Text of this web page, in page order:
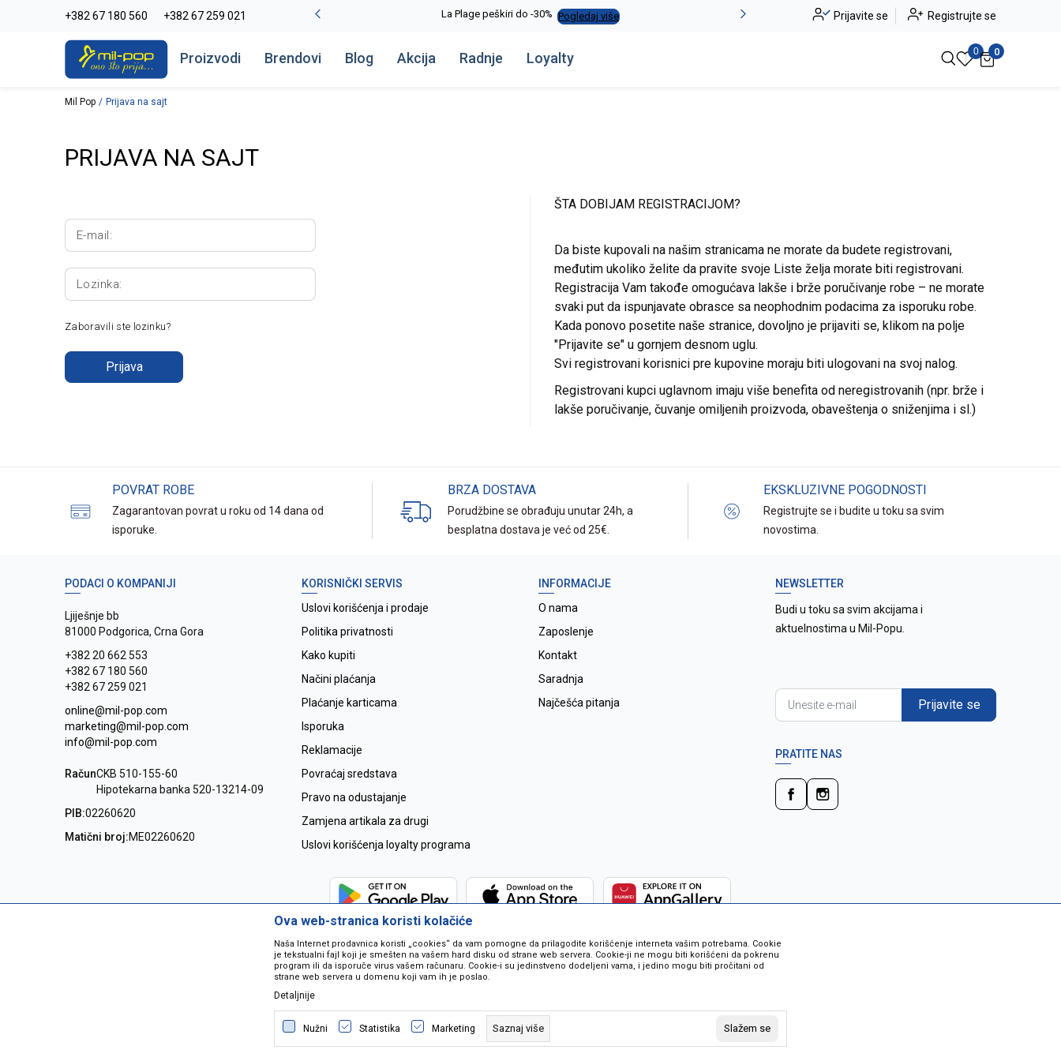
+382 67 180 560 +382 67 259 021
-20% na kompletan asortiman Pogledaj više La Plage peškiri do -30% Pogledaj više Alma Ras do -50% Pogledaj više
Prijavite se Registrujte se
Proizvodi Brendovi Blog Akcija Radnje Loyalty 0 0
Mil Pop Prijava na sajt
PRIJAVA NA SAJT
E-mail:
Lozinka:
Zaboravili ste lozinku?
Prijava
ŠTA DOBIJAM REGISTRACIJOM?
Da biste kupovali na našim stranicama ne morate da budete registrovani,
međutim ukoliko želite da pravite svoje Liste želja morate biti registrovani.
Registracija Vam takođe omogućava lakše i brže poručivanje robe – ne morate
svaki put da ispunjavate obrasce sa neophodnim podacima za isporuku robe.
Kada ponovo posetite naše stranice, dovoljno je prijaviti se, klikom na polje
"Prijavite se" u gornjem desnom uglu.
Svi registrovani korisnici pre kupovine moraju biti ulogovani na svoj nalog.
Registrovani kupci uglavnom imaju više benefita od neregistrovanih (npr. brže i
lakše poručivanje, čuvanje omiljenih proizvoda, obaveštenja o sniženjima i sl.)
POVRAT ROBE
Zagarantovan povrat u roku od 14 dana od
isporuke.
BRZA DOSTAVA
Porudžbine se obrađuju unutar 24h, a
besplatna dostava je već od 25€.
EKSKLUZIVNE POGODNOSTI
Registrujte se i budite u toku sa svim
novostima.
PODACI O KOMPANIJI
Ljiješnje bb
81000 Podgorica, Crna Gora
+382 20 662 553
+382 67 180 560
+382 67 259 021
online@mil-pop.com
marketing@mil-pop.com
info@mil-pop.com
RačunCKB 510-155-60
Hipotekarna banka 520-13214-09
PIB:02260620
Matični broj:ME02260620
KORISNIČKI SERVIS
Uslovi korišćenja i prodaje
Politika privatnosti
Kako kupiti
Načini plaćanja
Plaćanje karticama
Isporuka
Reklamacije
Povraćaj sredstava
Pravo na odustajanje
Zamjena artikala za drugi
Uslovi korišćenja loyalty programa
INFORMACIJE
O nama
Zaposlenje
Kontakt
Saradnja
Najčešća pitanja
NEWSLETTER
Budi u toku sa svim akcijama i
aktuelnostima u Mil-Popu.
Prijavite se
PRATITE NAS
Nastojimo da budemo što precizniji u opisu proizvoda, prikazu slika i samih cijena ali ne možemo garantovati da su sve informacije kompletne i bez
grešaka. Svi artikli na sajtu su dio naše ponude i ne podrazumjeva se da su dostupni u svakom trenutku. Raspoloživost robe možete provjeriti besplatnim
pozivom na broj 067259021.
©2026www.mil-pop.com, IzradaNB SOFT. Sva prava zadržana.
Ova web-stranica koristi kolačiće
Naša Internet prodavnica koristi „cookies“ da vam pomogne da prilagodite korišćenje interneta vašim potrebama. Cookie
je tekstualni fajl koji je smešten na vašem hard disku od strane web servera. Cookie-ji ne mogu biti korišćeni da pokrenu
program ili da isporuče virus vašem računaru. Cookie-i su jedinstveno dodeljeni vama, i jedino mogu biti pročitani od
strane web servera u domenu koji vam ih je poslao.
Detaljnije
Nužni Statistika Marketing Saznaj više Slažem se